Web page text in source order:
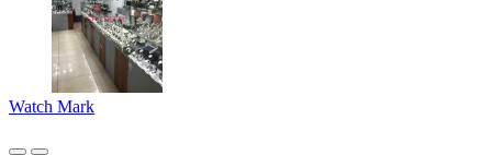
Watch Mark